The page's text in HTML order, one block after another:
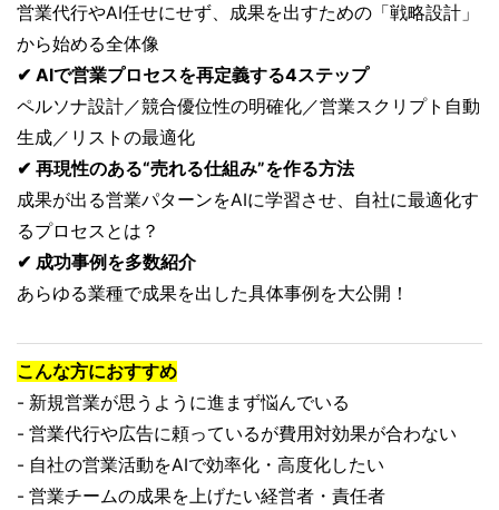
営業代行やAI任せにせず、成果を出すための「戦略設計」
から始める全体像
✔ AIで営業プロセスを再定義する4ステップ
ペルソナ設計／競合優位性の明確化／営業スクリプト自動
生成／リストの最適化
✔ 再現性のある“売れる仕組み”を作る方法
成果が出る営業パターンをAIに学習させ、自社に最適化す
るプロセスとは？
✔ 成功事例を多数紹介
あらゆる業種で成果を出した具体事例を大公開！
こんな方におすすめ
- 新規営業が思うように進まず悩んでいる
- 営業代行や広告に頼っているが費用対効果が合わない
- 自社の営業活動をAIで効率化・高度化したい
- 営業チームの成果を上げたい経営者・責任者